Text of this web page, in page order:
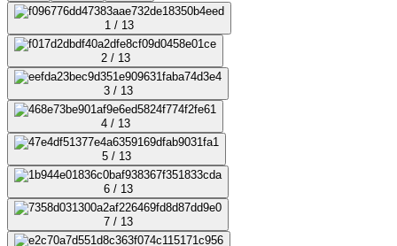
1 / 13
2 / 13
3 / 13
4 / 13
5 / 13
6 / 13
7 / 13